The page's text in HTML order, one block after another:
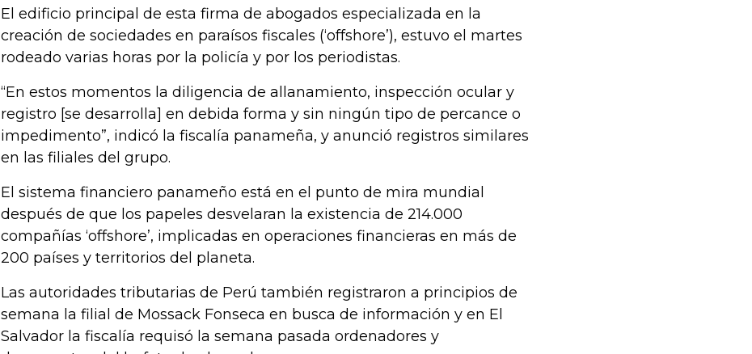
El edificio principal de esta firma de abogados especializada en la
creación de sociedades en paraísos fiscales (‘offshore’), estuvo el martes
rodeado varias horas por la policía y por los periodistas.
“En estos momentos la diligencia de allanamiento, inspección ocular y
registro [se desarrolla] en debida forma y sin ningún tipo de percance o
impedimento”, indicó la fiscalía panameña, y anunció registros similares
en las filiales del grupo.
El sistema financiero panameño está en el punto de mira mundial
después de que los papeles desvelaran la existencia de 214.000
compañías ‘offshore’, implicadas en operaciones financieras en más de
200 países y territorios del planeta.
Las autoridades tributarias de Perú también registraron a principios de
semana la filial de Mossack Fonseca en busca de información y en El
Salvador la fiscalía requisó la semana pasada ordenadores y